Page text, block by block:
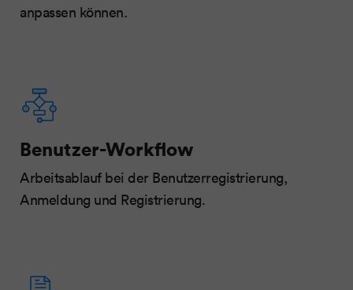
anpassen können.
Benutzer-Workflow
Arbeitsablauf bei der Benutzerregistrierung,
Anmeldung und Registrierung.